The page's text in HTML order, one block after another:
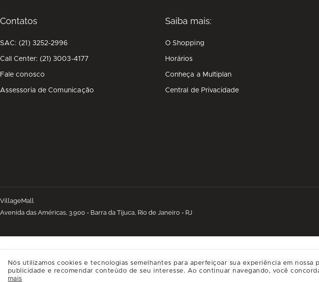
Contatos
SAC: (21) 3252-2996
Call Center: (21) 3003-4177
Fale conosco
Assessoria de Comunicação
Saiba mais:
O Shopping
Horários
Conheça a Multiplan
Central de Privacidade
VillageMall
Avenida das Américas, 3.900 - Barra da Tijuca, Rio de Janeiro - RJ
Nós utilizamos cookies e tecnologias semelhantes para aperfeiçoar sua experiência em nossa
publicidade e recomendar conteúdo de seu interesse. Ao continuar navegando, você
mais